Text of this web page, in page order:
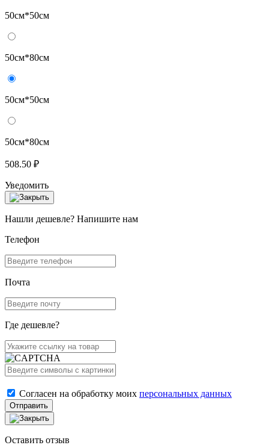
50см*50см
50см*80см
50см*50см
50см*80см
508.50 ₽
Уведомить
Нашли дешевле? Напишите нам
Телефон
Почта
Где дешевле?
Согласен на обработку моих персональных данных
Отправить
Оставить отзыв